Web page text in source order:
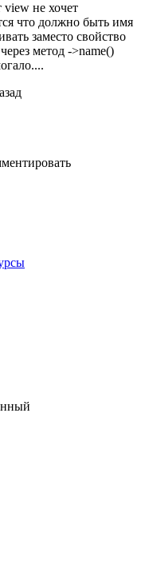
view не хочет
что должно быть имя
заместо свойство
метод ->name()